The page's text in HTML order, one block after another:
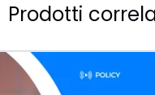
Prodotti